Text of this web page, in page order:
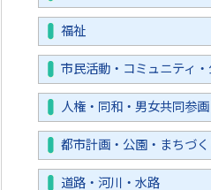
福祉
市民活動・コミュニティ
人権・同和・男女共同参画
都市計画・公園・まちづく
道路・河川・水路